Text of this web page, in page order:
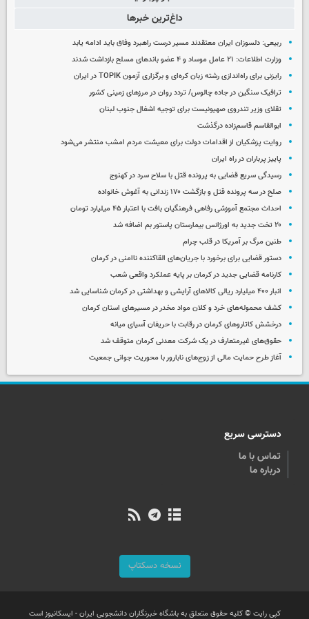
داغ‌ترین خبرها
ربیعی: دلسوزان ایران معتقدند مسیر درست راهبرد وفاق باید ادامه یابد
وزارت اطلاعات: ۲۱ عامل موساد و ۴ عضو باندهای مسلح بازداشت شدند
رایزنی برای راه‌اندازی رشته زبان کره‌ای و برگزاری آزمون TOPIK در ایران
ترافیک سنگین در جاده چالوس/ تردد روان در مرزهای زمینی کشور
تقلای وزیر تندروی صهیونیست برای توجیه اشغال جنوب لبنان
ابوالقاسم قاسم‌زاده درگذشت
روایت پزشکیان از اقدامات دولت برای معیشت مردم امشب منتشر می‌شود
پاییز پرباران در راه ایران
رسیدگی سریع قضایی به پرونده قتل با سلاح سرد در کهنوج
صلح در سه پرونده قتل و بازگشت ۱۷۰ زندانی به آغوش خانواده
احداث مجتمع آموزشی رفاهی فرهنگیان بافت با اعتبار ۴۵ میلیارد تومان
۲۰ تخت جدید به اورژانس بیمارستان پاستور بم اضافه شد
طنین مرگ بر آمریکا در قلب چرام
دستور قضایی برای برخورد با جریان‌های القاکننده ناامنی در کرمان
کارنامه قضایی جدید در کرمان بر پایه عملکرد واقعی شعب
انبار ۴۰۰ میلیارد ریالی کالاهای آرایشی و بهداشتی در کرمان شناسایی شد
کشف محموله‌های خرد و کلان مواد مخدر در مسیرهای استان کرمان
درخشش کاتاروهای کرمان در رقابت با حریفان آسیای میانه
حقوق‌های غیرمتعارف در یک شرکت معدنی کرمان متوقف شد
آغاز طرح حمایت مالی از زوج‌های نابارور با محوریت جوانی جمعیت
دسترسی سریع
تماس با ما
درباره ما
نسخه دسکتاپ
کپی رایت © کلیه حقوق متعلق به باشگاه خبرنگاران دانشجویی ایران - ایسکانیوز است